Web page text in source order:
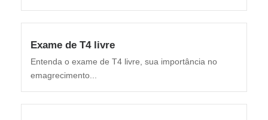
Exame de T4 livre
Entenda o exame de T4 livre, sua importância no
emagrecimento...